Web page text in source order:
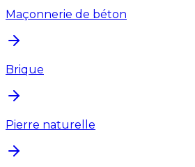
Maçonnerie de béton
Brique
Pierre naturelle